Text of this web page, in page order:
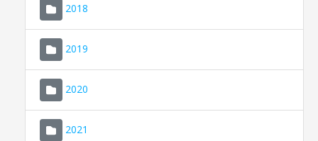
2018
2019
2020
2021